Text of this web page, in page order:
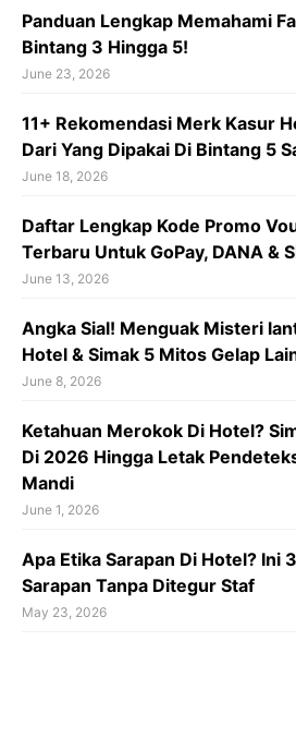
Panduan Lengkap Memahami
Bintang 3 Hingga 5!
June 23, 2026
11+ Rekomendasi Merk Kasur
Dari Yang Dipakai Di Bintang 5
June 18, 2026
Daftar Lengkap Kode Promo
Terbaru Untuk GoPay, DANA &
June 13, 2026
Angka Sial! Menguak Misteri
Hotel & Simak 5 Mitos Gelap
June 8, 2026
Ketahuan Merokok Di Hotel?
Di 2026 Hingga Letak
Mandi
June 1, 2026
Apa Etika Sarapan Di Hotel? Ini
Sarapan Tanpa Ditegur Staf
May 23, 2026